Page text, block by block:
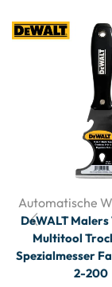
Automatische
DeWALT Malers
Multitool
Spezialmesser
2-200